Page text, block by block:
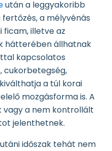
után a leggyakoribb
a mélyvénás
ficam, illetve az
hátterében állhatnak
kapcsolatos
cukorbetegség,
a túl korai
mozgásforma is. A
vagy a nem kontrollált
jelenthetnek.
utáni időszak tehát nem